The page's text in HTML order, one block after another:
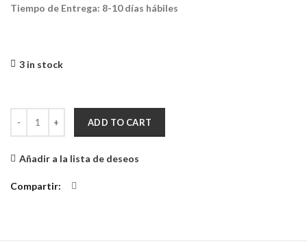
Tiempo de Entrega: 8-10 días hábiles
3 in stock
ADD TO CART
Añadir a la lista de deseos
Compartir